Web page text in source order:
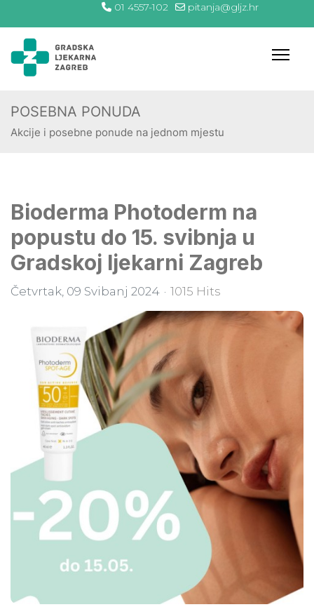
01 4557-102 pitanja@gljz.hr
POSEBNA PONUDA
Akcije i posebne ponude na jednom mjestu
Bioderma Photoderm na
popustu do 15. svibnja u
Gradskoj ljekarni Zagreb
Četvrtak, 09 Svibanj 2024 1015 Hits